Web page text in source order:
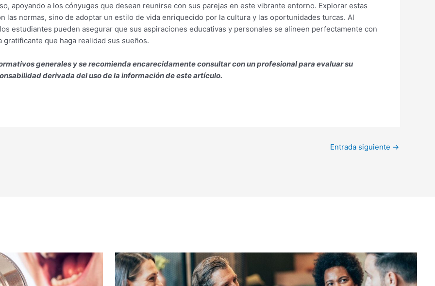
apoyando a los cónyuges que desean reunirse con sus parejas en este vibrante entorno. Explorar estas
las normas, sino de adoptar un estilo de vida enriquecido por la cultura y las oportunidades turcas. Al
estudiantes pueden asegurar que sus aspiraciones educativas y personales se alineen perfectamente con
que haga realidad sus sueños.
generales y se recomienda encarecidamente consultar con un profesional para evaluar su
derivada del uso de la información de este artículo.
Entrada siguiente →